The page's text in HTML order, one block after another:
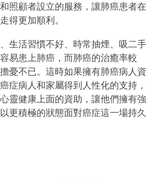
照顧者設立的服務，讓肺癌患者在
得更加順利。
生活習慣不好、時常抽煙、吸二手
易患上肺癌，而肺癌的治癒率較
憂不已。這時如果擁有肺癌病人資
症病人和家屬得到人性化的支持，
靈健康上面的資助，讓他們擁有強
更積極的狀態面對癌症這一場持久